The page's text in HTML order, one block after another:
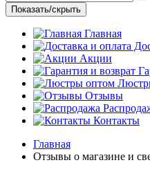
Показать/скрыть
Главная
Акции
Отзывы
Контакты
Главная
Отзывы о магазине и